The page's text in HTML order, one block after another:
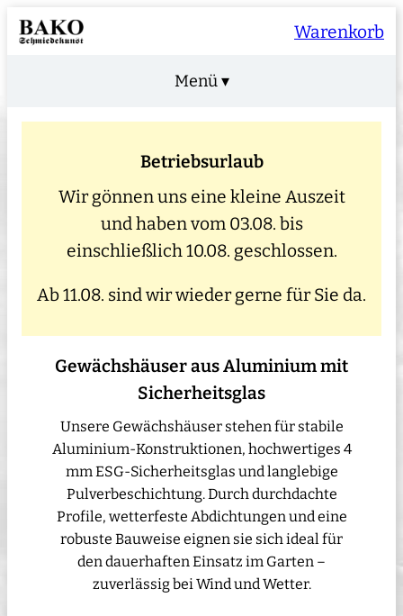
Warenkorb
Menü ▾
Betriebsurlaub
Wir gönnen uns eine kleine Auszeit
und haben vom 03.08. bis
einschließlich 10.08. geschlossen.
Ab 11.08. sind wir wieder gerne für Sie da.
Gewächshäuser aus Aluminium mit
Sicherheitsglas
Unsere Gewächshäuser stehen für stabile
Aluminium-Konstruktionen, hochwertiges 4
mm ESG-Sicherheitsglas und langlebige
Pulverbeschichtung. Durch durchdachte
Profile, wetterfeste Abdichtungen und eine
robuste Bauweise eignen sie sich ideal für
den dauerhaften Einsatz im Garten –
zuverlässig bei Wind und Wetter.